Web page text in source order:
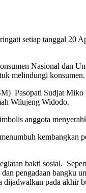
setiap tanggal 20
Nasional dan
melindungi konsumen.
Pasopati Sudjat
Wilujeng Widodo.
anggota
bakti sosial.
pengadaan
dijadwalkan pada akhir